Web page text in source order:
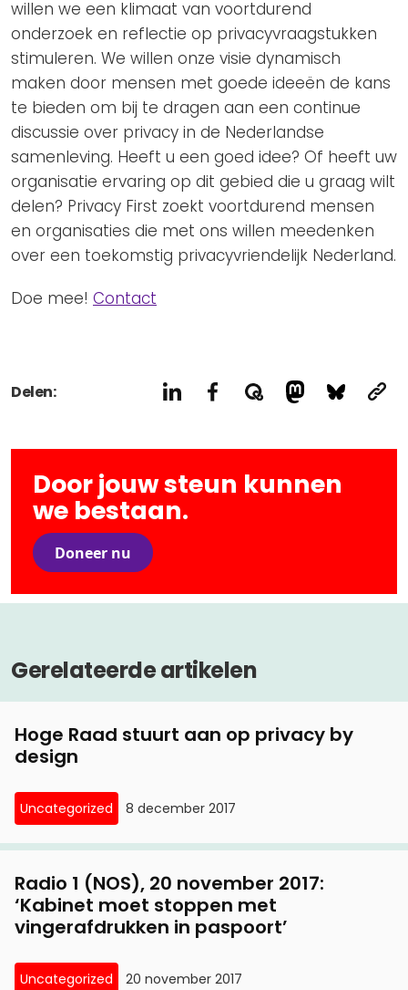
willen we een klimaat van voortdurend
onderzoek en reflectie op privacyvraagstukken
stimuleren. We willen onze visie dynamisch
maken door mensen met goede ideeën de kans
te bieden om bij te dragen aan een continue
discussie over privacy in de Nederlandse
samenleving. Heeft u een goed idee? Of heeft uw
organisatie ervaring op dit gebied die u graag wilt
delen? Privacy First zoekt voortdurend mensen
en organisaties die met ons willen meedenken
over een toekomstig privacyvriendelijk Nederland.
Doe mee! Contact
Delen:
Door jouw steun kunnen
we bestaan.
Doneer nu
Gerelateerde artikelen
Hoge Raad stuurt aan op privacy by
design
Uncategorized 8 december 2017
Radio 1 (NOS), 20 november 2017:
‘Kabinet moet stoppen met
vingerafdrukken in paspoort’
Uncategorized 20 november 2017